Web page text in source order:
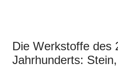
Die Werkstoffe des
Jahrhunderts: